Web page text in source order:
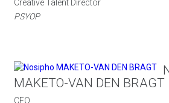
Creative Talent Director
PSYOP
MAKETO-VAN DEN BRAGT
CEO